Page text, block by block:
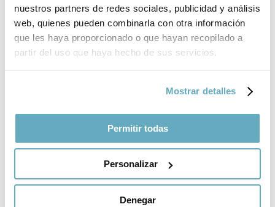
nuestros partners de redes sociales, publicidad y análisis
web, quienes pueden combinarla con otra información
que les haya proporcionado o que hayan recopilado a
partir del uso que haya hecho de sus servicios.
Mostrar detalles
Permitir todas
Personalizar
Denegar